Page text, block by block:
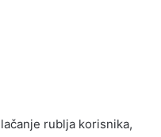
rublja korisnika,